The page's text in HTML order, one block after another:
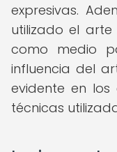
expresivas.
utilizado el
como medio
influencia del
evidente en los
técnicas